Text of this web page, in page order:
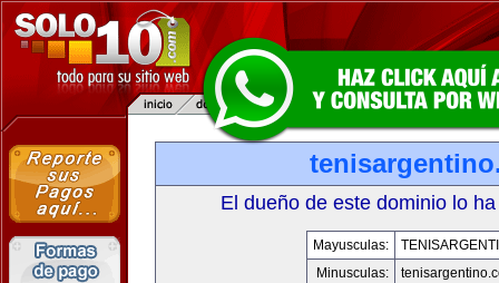
El dueño de este dominio lo
Mayusculas:
Minusculas: